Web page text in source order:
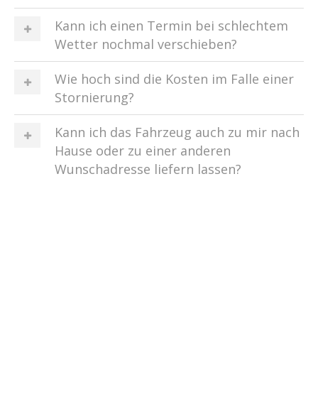
Kann ich einen Termin bei schlechtem
Wetter nochmal verschieben?
Wie hoch sind die Kosten im Falle einer
Stornierung?
Kann ich das Fahrzeug auch zu mir nach
Hause oder zu einer anderen
Wunschadresse liefern lassen?